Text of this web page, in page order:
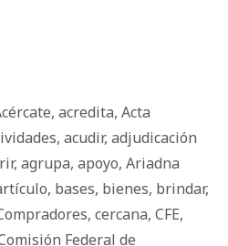
, acredita, Acta
, acudir, adjudicación
, agrupa, apoyo, Ariadna
, bases, bienes, brindar,
, cercana, CFE,
Federal de